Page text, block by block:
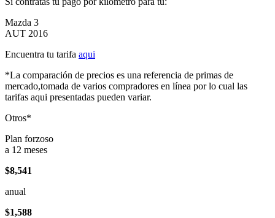
Mazda 3
AUT 2016
Encuentra tu tarifa aqui
*La comparación de precios es una referencia de primas de
mercado,tomada de varios compradores en línea por lo cual las
tarifas aqui presentadas pueden variar.
Otros*
Plan forzoso
a 12 meses
$8,541
anual
$1,588